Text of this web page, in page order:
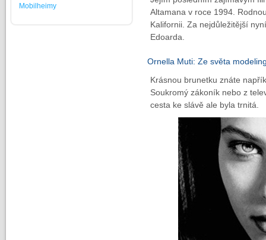
Mobilheimy
Altamana v roce 1994.
Kalifornii. Za nejdůležitější
Edoarda.
Ornella Muti: Ze světa
Krásnou brunetku znáte
Soukromý zákoník nebo z
cesta ke slávě ale byla trnitá.